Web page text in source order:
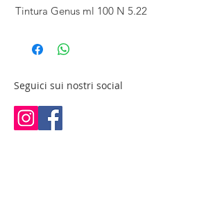
Tintura Genus ml 100 N 5.22
Seguici sui nostri social